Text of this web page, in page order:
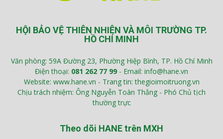
HỘI BẢO VỆ THIÊN NHIÊN VÀ MÔI TRƯỜNG TP.
HỒ CHÍ MINH
Văn phòng: 59A Đường 23, Phường Hiệp Bình, TP. Hồ Chí Minh
Điện thoại: 081 262 77 99 - Email: info@hane.vn
Website: www.hane.vn - Trang tin: thegioimoitruong.vn
Chịu trách nhiệm: Ông Nguyễn Toàn Thắng - Phó Chủ tịch
thường trực
Theo dõi HANE trên MXH